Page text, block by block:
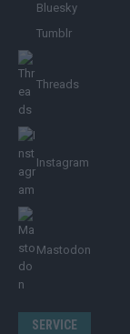
Bluesky
Tumblr
Threads
Instagram
Mastodon
SERVICE